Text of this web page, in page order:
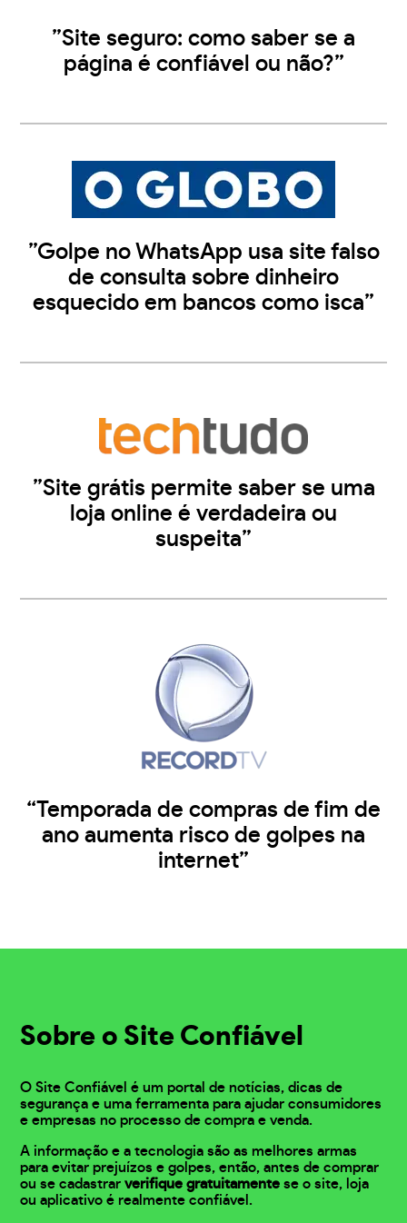
”Site seguro: como saber se a
página é confiável ou não?”
”Golpe no WhatsApp usa site falso
de consulta sobre dinheiro
esquecido em bancos como isca”
”Site grátis permite saber se uma
loja online é verdadeira ou
suspeita”
“Temporada de compras de fim de
ano aumenta risco de golpes na
internet”
Sobre o Site Confiável
O Site Confiável é um portal de notícias, dicas de
segurança e uma ferramenta para ajudar consumidores
e empresas no processo de compra e venda.
A informação e a tecnologia são as melhores armas
para evitar prejuízos e golpes, então, antes de comprar
ou se cadastrarverifique gratuitamente se o site, loja
ou aplicativo é realmente confiável.